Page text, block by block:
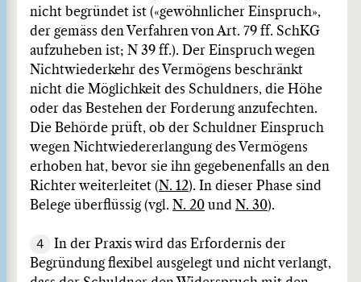
nicht begründet ist («gewöhnlicher Einspruch»,
der gemäss den Verfahren von Art. 79 ff. SchKG
aufzuheben ist; N 39 ff.). Der Einspruch wegen
Nichtwiederkehr des Vermögens beschränkt
nicht die Möglichkeit des Schuldners, die Höhe
oder das Bestehen der Forderung anzufechten.
Die Behörde prüft, ob der Schuldner Einspruch
wegen Nichtwiedererlangung des Vermögens
erhoben hat, bevor sie ihn gegebenenfalls an den
Richter weiterleitet (N. 12). In dieser Phase sind
Belege überflüssig (vgl. N. 20 und N. 30).
4
In der Praxis wird das Erfordernis der
Begründung flexibel ausgelegt und nicht verlangt,